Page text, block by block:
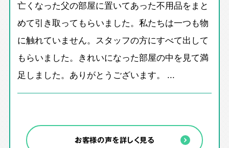
亡くなった父の部屋に置いてあった不用品をまと
めて引き取ってもらいました。私たちは一つも物
に触れていません。スタッフの方にすべて出して
もらいました。きれいになった部屋の中を見て満
足しました。ありがとうございます。 ...
お客様の声を詳しく見る